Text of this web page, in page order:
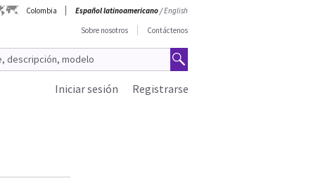
Colombia Español latinoamericano/English
Sobre nosotros
Contáctenos
Registrarse
Iniciar sesión